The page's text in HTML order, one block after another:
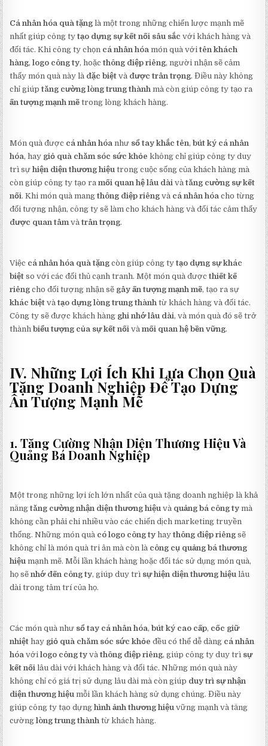
Cá nhân hóa quà tặng là một trong những chiến lược mạnh mẽ
nhất giúp công tytạo dựng sự kết nối sâu sắc với khách hàng và
đối tác. Khi công ty chọn cá nhân hóa món quà vớitên khách
hàng,logo công ty, hoặcthông điệp riêng, người nhận sẽ cảm
thấy món quà này là đặc biệt và được trân trọng. Điều này không
chỉ giúptăng cường lòng trung thành mà còn giúp công ty tạo ra
ấn tượng mạnh mẽ trong lòng khách hàng.
Món quà được cá nhân hóa như sổ tay khắc tên,bút ký cá nhân
hóa, hay giỏ quà chăm sóc sức khỏe không chỉ giúp công ty duy
trì sựhiện diện thương hiệu trong cuộc sống của khách hàng mà
còn giúp công ty tạo ramối quan hệ lâu dài vàtăng cường sự kết
nối. Khi món quà mangthông điệp riêng và cá nhân hóa cho từng
đối tượng nhận, công ty sẽ làm cho khách hàng và đối tác cảm thấy
được quan tâmvàtrân trọng.
Việc cá nhân hóa quà tặng còn giúp công tytạo dựng sự khác
biệt so với các đối thủ cạnh tranh. Một món quà đượcthiết kế
riêng cho đối tượng nhận sẽ gây ấn tượng mạnh mẽ, tạo ra sự
khác biệt vàtạo dựng lòng trung thành từ khách hàng và đối tác.
Công ty sẽ được khách hàng ghi nhớ lâu dài, và món quà đó sẽ trở
thànhbiểu tượng của sự kết nối vàmối quan hệ bền vững.
IV. Những Lợi Ích Khi Lựa Chọn Quà
Tặng Doanh Nghiệp Để Tạo Dựng
Ấn Tượng Mạnh Mẽ
1. Tăng Cường Nhận Diện Thương Hiệu Và
Quảng Bá Doanh Nghiệp
Một trong những lợi ích lớn nhất của quà tặng doanh nghiệp là khả
năngtăng cường nhận diện thương hiệu và quảng bá công ty mà
không cần phải chi nhiều vào các chiến dịch marketing truyền
thống. Những món quà có logo công ty haythông điệp riêng sẽ
không chỉ là món quà tri ân mà còn là công cụ quảng bá thương
hiệu mạnh mẽ. Mỗi lần khách hàng hoặc đối tác sử dụng món quà,
họ sẽnhớ đến công ty, giúp duy trì sự hiện diện thương hiệu lâu
dài trong tâm trí của họ.
Các món quà như sổ tay cá nhân hóa,bút ký cao cấp, cốc giữ
nhiệt hay giỏ quà chăm sóc sức khỏe đều có thể dễ dàng cá nhân
hóa vớilogo công ty vàthông điệp riêng, giúp công ty duy trì sự
kết nối lâu dài với khách hàng và đối tác. Những món quà này
không chỉ có giá trị sử dụng lâu dài mà còn giúp duy trì sự nhận
diện thương hiệu mỗi lần khách hàng sử dụng chúng. Điều này
giúp công ty tạo dựnghình ảnh thương hiệu vững mạnh và tăng
cườnglòng trung thành từ khách hàng.